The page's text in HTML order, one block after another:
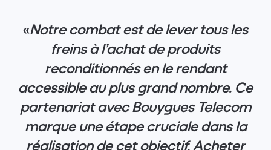
«Notre combat est de lever tous les
freins à l’achat de produits
reconditionnés en le rendant
accessible au plus grand nombre. Ce
partenariat avec Bouygues Telecom
marque une étape cruciale dans la
réalisation de cet objectif. Acheter